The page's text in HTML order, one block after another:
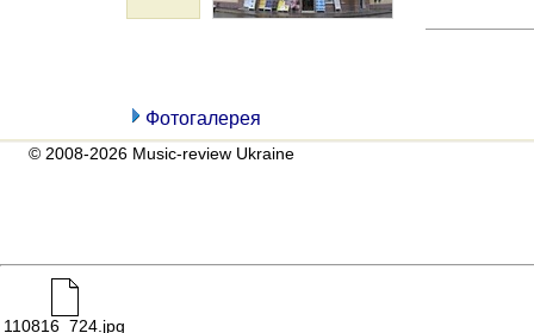
Фотогалерея
© 2008-2026 Music-review Ukraine
110816_724.jpg